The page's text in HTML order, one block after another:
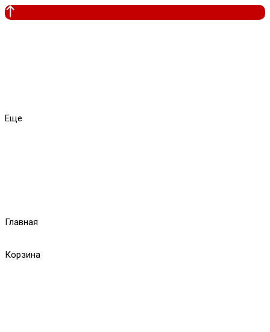
Еще
Главная
Корзина